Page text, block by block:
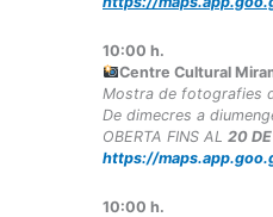
10:00 h.
Centre Cultural
Mostra de fotografies
De dimecres a
OBERTA FINS AL 20 DE
https://
10:00 h.